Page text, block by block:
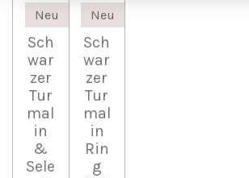
Neu
Sch
war
zer
Tur
mal
in
&
Sele
Neu
Sch
war
zer
Tur
mal
in
Rin
g